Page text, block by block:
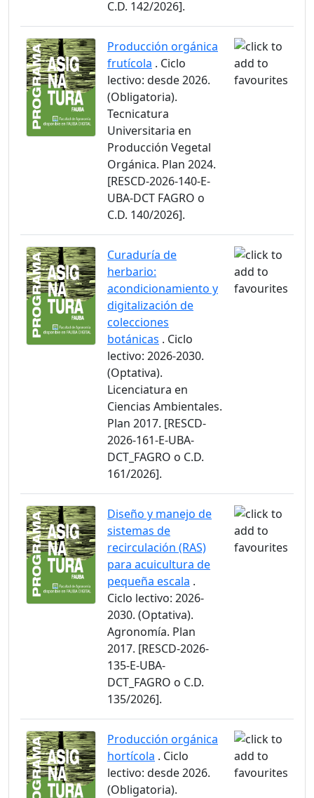
C.D. 142/2026].
Producción orgánica
frutícola . Ciclo
lectivo: desde 2026.
(Obligatoria).
Tecnicatura
Universitaria en
Producción Vegetal
Orgánica. Plan 2024.
[RESCD-2026-140-E-
UBA-DCT FAGRO o
C.D. 140/2026].
Curaduría de
herbario:
acondicionamiento y
digitalización de
colecciones
botánicas . Ciclo
lectivo: 2026-2030.
(Optativa).
Licenciatura en
Ciencias Ambientales.
Plan 2017. [RESCD-
2026-161-E-UBA-
DCT_FAGRO o C.D.
161/2026].
Diseño y manejo de
sistemas de
recirculación (RAS)
para acuicultura de
pequeña escala .
Ciclo lectivo: 2026-
2030. (Optativa).
Agronomía. Plan
2017. [RESCD-2026-
135-E-UBA-
DCT_FAGRO o C.D.
135/2026].
Producción orgánica
hortícola . Ciclo
lectivo: desde 2026.
(Obligatoria).